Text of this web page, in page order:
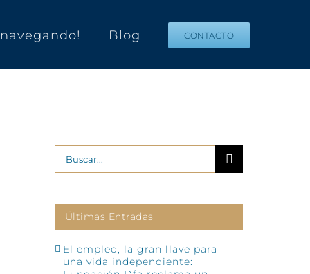
navegando! Blog CONTACTO
Buscar:
Últimas Entradas
El empleo, la gran llave para
una vida independiente: